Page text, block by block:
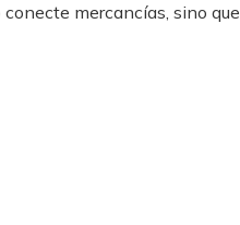
mercancías, sino que